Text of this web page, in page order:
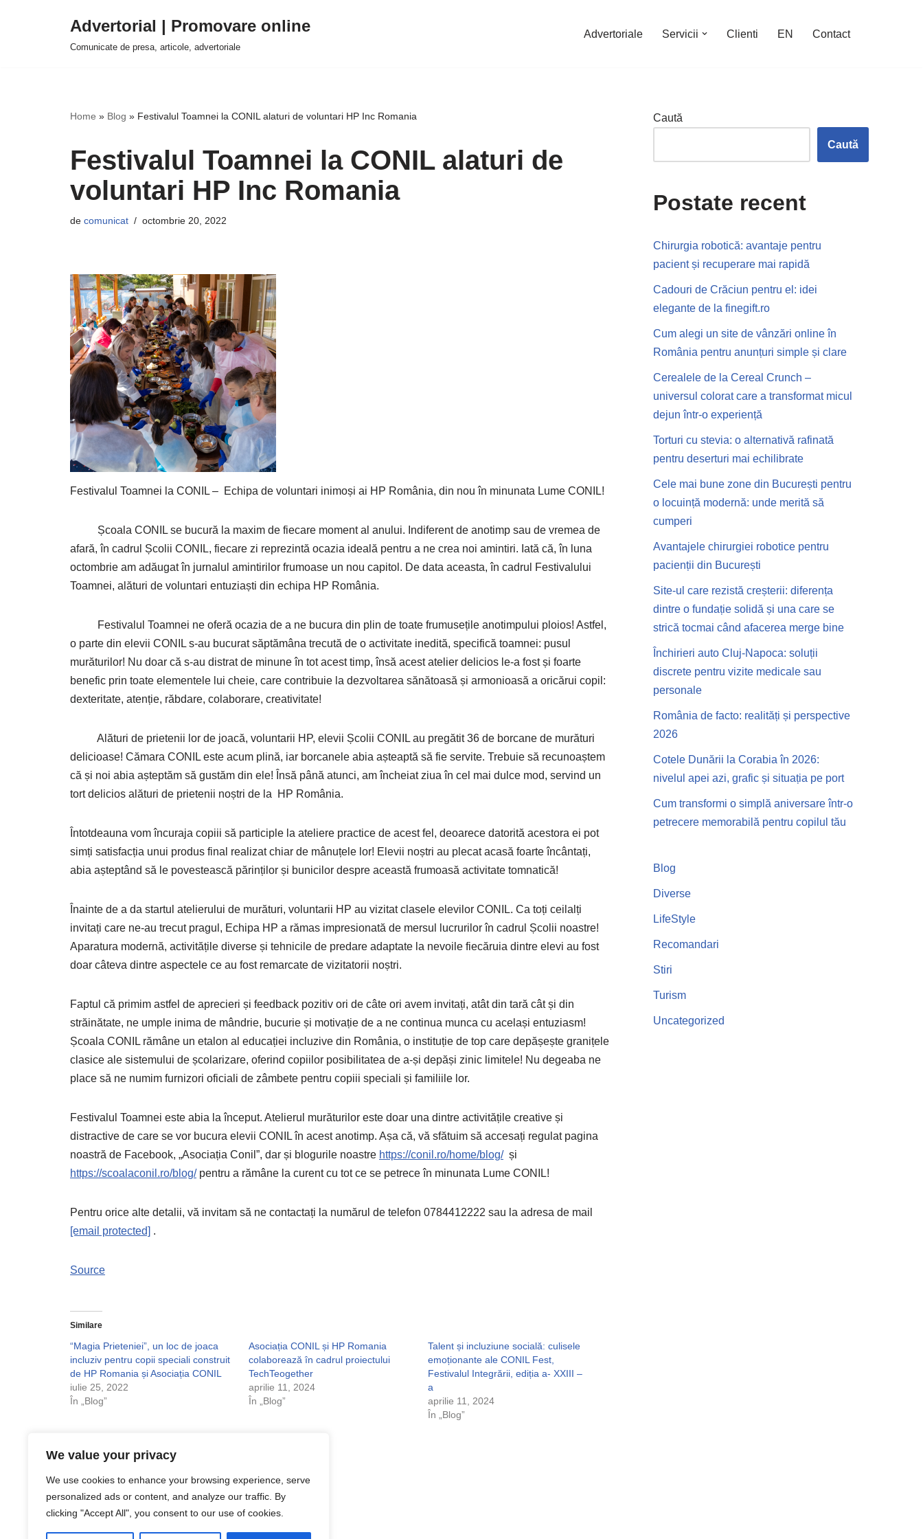
We value your privacy
We use cookies to enhance your browsing experience, serve
personalized ads or content, and analyze our traffic. By
clicking "Accept All", you consent to our use of cookies.
Advertorial | Promovare online
Comunicate de presa, articole, advertoriale
Advertoriale Servicii Clienti EN Contact
Home » Blog » Festivalul Toamnei la CONIL alaturi de voluntari HP Inc Romania
Festivalul Toamnei la CONIL alaturi de
voluntari HP Inc Romania
de comunicat octombrie 20, 2022
Festivalul Toamnei la CONIL – Echipa de voluntari inimoși ai HP România, din nou în minunata Lume CONIL!
Școala CONIL se bucură la maxim de fiecare moment al anului. Indiferent de anotimp sau de vremea de
afară, în cadrul Școlii CONIL, fiecare zi reprezintă ocazia ideală pentru a ne crea noi amintiri. Iată că, în luna
octombrie am adăugat în jurnalul amintirilor frumoase un nou capitol. De data aceasta, în cadrul Festivalului
Toamnei, alături de voluntari entuziaști din echipa HP România.
Festivalul Toamnei ne oferă ocazia de a ne bucura din plin de toate frumusețile anotimpului ploios! Astfel,
o parte din elevii CONIL s-au bucurat săptămâna trecută de o activitate inedită, specifică toamnei: pusul
murăturilor! Nu doar că s-au distrat de minune în tot acest timp, însă acest atelier delicios le-a fost și foarte
benefic prin toate elementele lui cheie, care contribuie la dezvoltarea sănătoasă și armonioasă a oricărui copil:
dexteritate, atenție, răbdare, colaborare, creativitate!
Alături de prietenii lor de joacă, voluntarii HP, elevii Școlii CONIL au pregătit 36 de borcane de murături
delicioase! Cămara CONIL este acum plină, iar borcanele abia așteaptă să fie servite. Trebuie să recunoaștem
că și noi abia așteptăm să gustăm din ele! Însă până atunci, am încheiat ziua în cel mai dulce mod, servind un
tort delicios alături de prietenii noștri de la HP România.
Întotdeauna vom încuraja copiii să participle la ateliere practice de acest fel, deoarece datorită acestora ei pot
simți satisfacția unui produs final realizat chiar de mânuțele lor! Elevii noștri au plecat acasă foarte încântați,
abia așteptând să le povestească părinților și bunicilor despre această frumoasă activitate tomnatică!
Înainte de a da startul atelierului de murături, voluntarii HP au vizitat clasele elevilor CONIL. Ca toți ceilalți
invitați care ne-au trecut pragul, Echipa HP a rămas impresionată de mersul lucrurilor în cadrul Școlii noastre!
Aparatura modernă, activitățile diverse și tehnicile de predare adaptate la nevoile fiecăruia dintre elevi au fost
doar câteva dintre aspectele ce au fost remarcate de vizitatorii noștri.
Faptul că primim astfel de aprecieri și feedback pozitiv ori de câte ori avem invitați, atât din tară cât și din
străinătate, ne umple inima de mândrie, bucurie și motivație de a ne continua munca cu același entuziasm!
Școala CONIL rămâne un etalon al educației incluzive din România, o instituție de top care depășește granițele
clasice ale sistemului de școlarizare, oferind copiilor posibilitatea de a-și depăși zinic limitele! Nu degeaba ne
place să ne numim furnizori oficiali de zâmbete pentru copiii speciali și familiile lor.
Festivalul Toamnei este abia la început. Atelierul murăturilor este doar una dintre activitățile creative și
distractive de care se vor bucura elevii CONIL în acest anotimp. Așa că, vă sfătuim să accesați regulat pagina
noastră de Facebook, „Asociația Conil”, dar și blogurile noastre https://conil.ro/home/blog/și
https://scoalaconil.ro/blog/pentru a rămâne la curent cu tot ce se petrece în minunata Lume CONIL!
Pentru orice alte detalii, vă invitam să ne contactați la numărul de telefon 0784412222 sau la adresa de mail
[email protected] .
Source
Similare
“Magia Prieteniei”, un loc de joaca
incluziv pentru copii speciali construit
de HP Romania și Asociația CONIL
iulie 25, 2022
În „Blog”
Asociația CONIL și HP Romania
colaborează în cadrul proiectului
TechTeogether
aprilie 11, 2024
În „Blog”
Talent și incluziune socială: culisele
emoționante ale CONIL Fest,
Festivalul Integrării, ediția a- XXIII –
a
aprilie 11, 2024
În „Blog”
Etichete: COMUNICAT ONG
Caută
Caută
Postate recent
Chirurgia robotică: avantaje pentru
pacient și recuperare mai rapidă
Cadouri de Crăciun pentru el: idei
elegante de la finegift.ro
Cum alegi un site de vânzări online în
România pentru anunțuri simple și clare
Cerealele de la Cereal Crunch –
universul colorat care a transformat micul
dejun într-o experiență
Torturi cu stevia: o alternativă rafinată
pentru deserturi mai echilibrate
Cele mai bune zone din București pentru
o locuință modernă: unde merită să
cumperi
Avantajele chirurgiei robotice pentru
pacienții din București
Site-ul care rezistă creșterii: diferența
dintre o fundație solidă și una care se
strică tocmai când afacerea merge bine
Închirieri auto Cluj-Napoca: soluții
discrete pentru vizite medicale sau
personale
România de facto: realități și perspective
2026
Cotele Dunării la Corabia în 2026:
nivelul apei azi, grafic și situația pe port
Cum transformi o simplă aniversare într-o
petrecere memorabilă pentru copilul tău
Blog
Diverse
LifeStyle
Recomandari
Stiri
Turism
Uncategorized